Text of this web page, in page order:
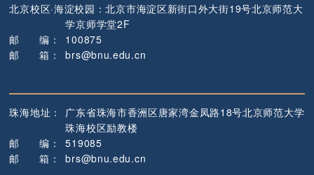
北京校区·海淀校园：北京市海淀区新街口外大街19号北京师范大
学京师学堂2F
邮
编 ：
100875
邮
箱 ： brs@bnu.edu.cn
珠海地址： 广东省珠海市香洲区唐家湾金凤路18号北京师范大学
珠海校区励教楼
邮
编 ：
519085
邮
箱 ： brs@bnu.edu.cn